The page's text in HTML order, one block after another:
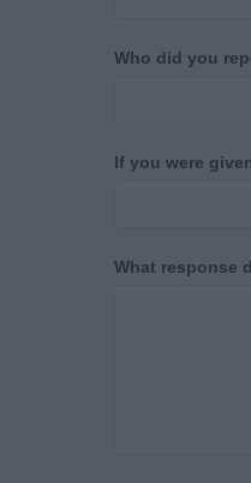
Who did you
If you were
What response